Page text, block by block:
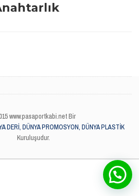
www.pasaportkabi.net Bir
DERİ, DÜNYA PROMOSYON, DÜNYA PLASTİK
Kuruluşudur.